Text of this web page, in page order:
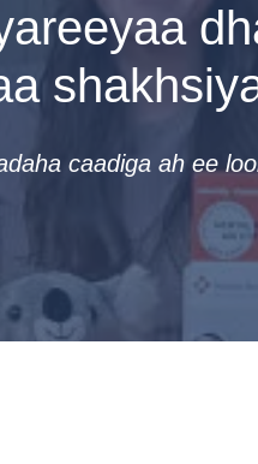
caadiga ah ee